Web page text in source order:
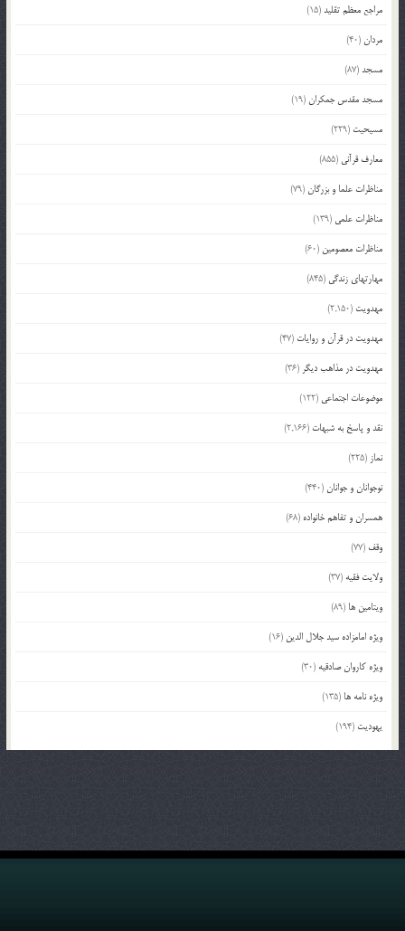
مراجع معظم تقلید(15)
مردان(40)
مسجد(87)
مسجد مقدس جمکران(19)
مسیحیت (229)
معارف قرآنی (855)
مناظرات علما و بزرگان(79)
مناظرات علمی (139)
مناظرات معصومین (60)
مهارتهای زندگی (845)
مهدویت (2,150)
مهدویت در قرآن و روایات (47)
مهدویت در مذاهب دیگر (36)
موضوعات اجتماعی (122)
نقد و پاسخ به شبهات (2,166)
نماز (225)
نوجوانان و جوانان(440)
همسران و تفاهم خانواده (68)
وقف (77)
ولایت فقیه (37)
ویتامین ها (89)
ویژه امامزاده سید جلال الدین (16)
ویژه کاروان صادقیه (30)
ویژه نامه ها (135)
یهودیت (194)